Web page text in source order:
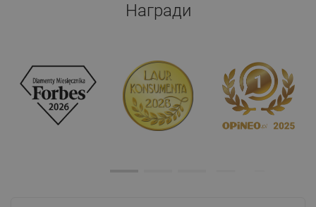
Награди